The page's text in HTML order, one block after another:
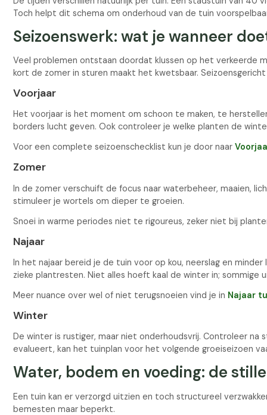
Toch helpt dit schema om onderhoud van de tuin
Seizoenswerk: wat je wanneer
Veel problemen ontstaan doordat klussen op het verkeerde
kort de zomer in sturen maakt het kwetsbaar.
Voorjaar
Het voorjaar is het moment om schoon te maken, te
borders lucht geven. Ook controleer je welke planten de
Voor een complete seizoenschecklist kun je door naar
Zomer
In de zomer verschuift de focus naar waterbeheer, maaien,
stimuleer je wortels om dieper te groeien.
Snoei in warme periodes niet te rigoureus, zeker niet bij
Najaar
In het najaar bereid je de tuin voor op kou, neerslag en
zieke plantresten. Niet alles hoeft kaal de winter in;
Meer nuance over wel of niet terugsnoeien vind je in Najaar
Winter
De winter is rustiger, maar niet onderhoudsvrij. Controleer
evalueert, kan het tuinplan voor het volgende groeiseizoen
Water, bodem en voeding: de
Een tuin kan er verzorgd uitzien en toch structureel
bemesten maar beperkt.